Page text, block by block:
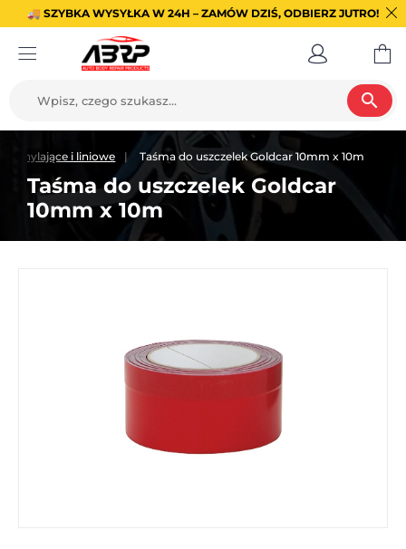
🚚 SZYBKA WYSYŁKA W 24H – ZAMÓW DZIŚ, ODBIERZ JUTRO!
search
odchylające i liniowe Taśma do uszczelek Goldcar 10mm x 10m
Taśma do uszczelek Goldcar
10mm x 10m